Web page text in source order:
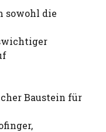
sowohl die
Baustein für